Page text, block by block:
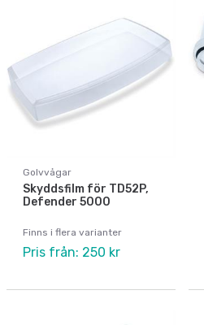
Golvvågar
Skyddsfilm för TD52P,
Defender 5000
Finns i flera varianter
Pris från: 250 kr